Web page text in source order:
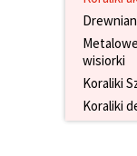
wisiorki
Koraliki
Koraliki